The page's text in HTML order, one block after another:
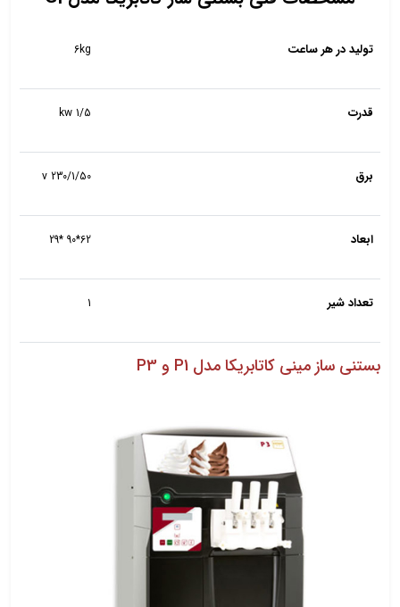
تولید در هر ساعت 6kg
قدرت 1/5 kw
برق 230/1/50 v
ابعاد 62*90 *29
تعداد شیر 1
بستنی ساز مینی کاتابریکا مدل P1 و P3